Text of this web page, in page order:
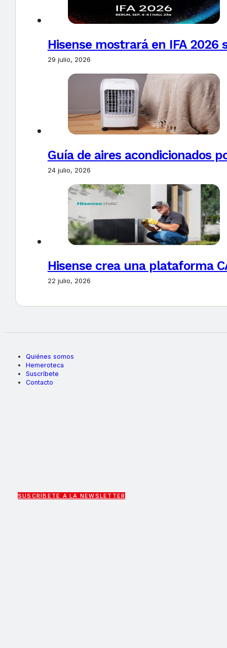
Hisense mostrará en IFA
29 julio, 2026
Guía de aires acondicionados
24 julio, 2026
Hisense crea una plataforma
22 julio, 2026
Quiénes somos
Hemeroteca
Suscríbete
Contacto
SUSCRÍBETE A LA NEWSLETTER